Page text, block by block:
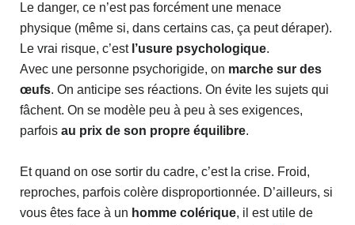
Le danger, ce n’est pas forcément une menace
physique (même si, dans certains cas, ça peut déraper).
Le vrai risque, c’est l’usure psychologique.
Avec une personne psychorigide, on marche sur des
œufs. On anticipe ses réactions. On évite les sujets qui
fâchent. On se modèle peu à peu à ses exigences,
parfois au prix de son propre équilibre.
Et quand on ose sortir du cadre, c’est la crise. Froid,
reproches, parfois colère disproportionnée. D’ailleurs, si
vous êtes face à un homme colérique, il est utile de